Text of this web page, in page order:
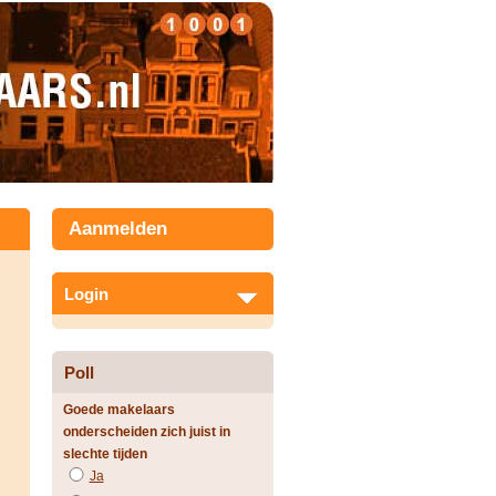
Aanmelden
Login
Poll
Goede makelaars
onderscheiden zich juist in
slechte tijden
Ja